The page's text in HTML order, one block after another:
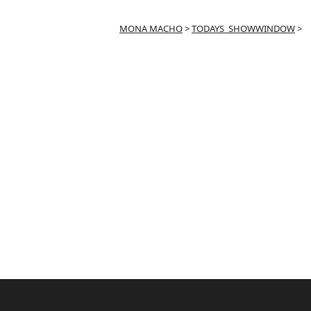
MONA MACHO>TODAYS_SHOWWINDOW>